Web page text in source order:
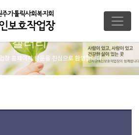
갤러리
장 홈페이지 방문을 진심으로 환영합니다.